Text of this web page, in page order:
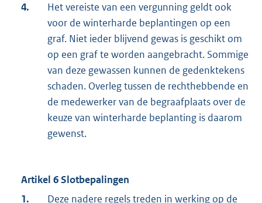
4.
Het vereiste van een vergunning geldt ook
voor de winterharde beplantingen op een
graf. Niet ieder blijvend gewas is geschikt om
op een graf te worden aangebracht. Sommige
van deze gewassen kunnen de gedenktekens
schaden. Overleg tussen de rechthebbende en
de medewerker van de begraafplaats over de
keuze van winterharde beplanting is daarom
gewenst.
Artikel 6 Slotbepalingen
1.
Deze nadere regels treden in werking op de